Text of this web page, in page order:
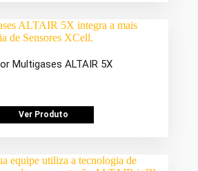
Multigases ALTAIR 5X
Ver Produto